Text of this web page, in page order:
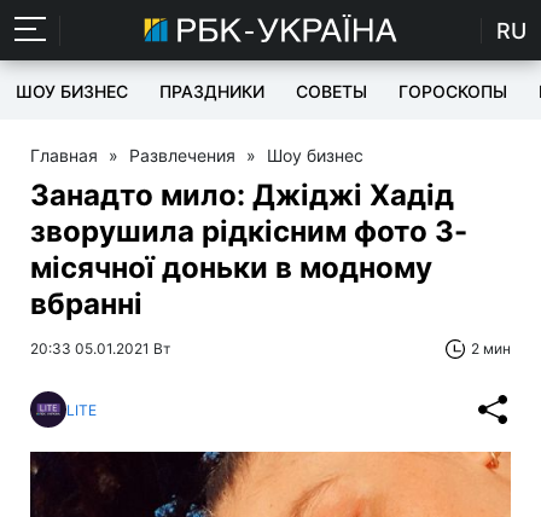
RU
ШОУ БИЗНЕС ПРАЗДНИКИ СОВЕТЫ ГОРОСКОПЫ
Главная » Развлечения » Шоу бизнес
Занадто мило: Джіджі Хадід
зворушила рідкісним фото 3-
місячної доньки в модному
вбранні
20:33 05.01.2021 Вт 2 мин
LITE